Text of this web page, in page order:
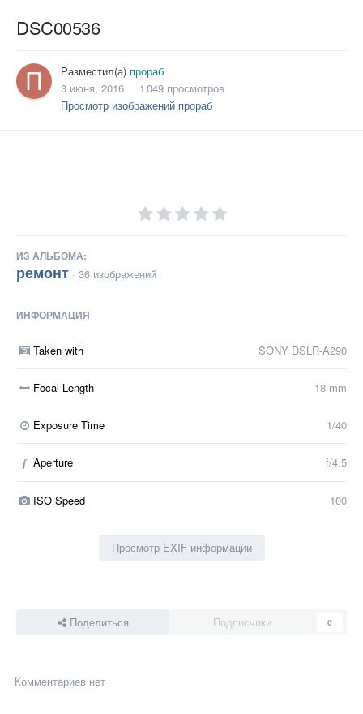
DSC00536
Разместил(а) прораб
3 июня, 2016
1 049 просмотров
Просмотр изображений прораб
ИЗ АЛЬБОМА:
ремонт · 36 изображений
ИНФОРМАЦИЯ
Taken with SONY DSLR-A290
Focal Length 18 mm
Exposure Time 1/40
f Aperture f/4.5
ISO Speed 100
Просмотр EXIF информации
Поделиться Подписчики 0
Комментариев нет